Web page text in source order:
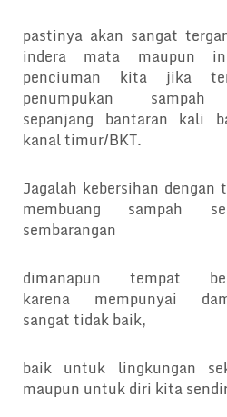
pastinya akan sangat
indera mata maupun
penciuman kita jika
penumpukan
sepanjang bantaran kali
kanal timur/BKT.
Jagalah kebersihan dengan
membuang sampah
sembarangan
dimanapun tempat
karena mempunyai
sangat tidak baik,
baik untuk lingkungan
maupun untuk diri kita